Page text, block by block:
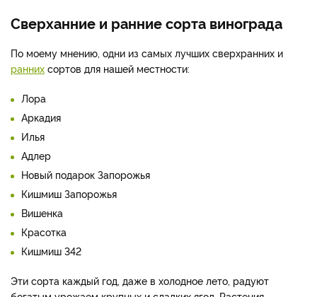
Сверханние и ранние сорта винограда
По моему мнению, одни из самых лучших сверхранних и
ранних сортов для нашей местности:
Лора
Аркадия
Илья
Адлер
Новый подарок Запорожья
Кишмиш Запорожья
Вишенка
Красотка
Кишмиш 342
Эти сорта каждый год, даже в холодное лето, радуют